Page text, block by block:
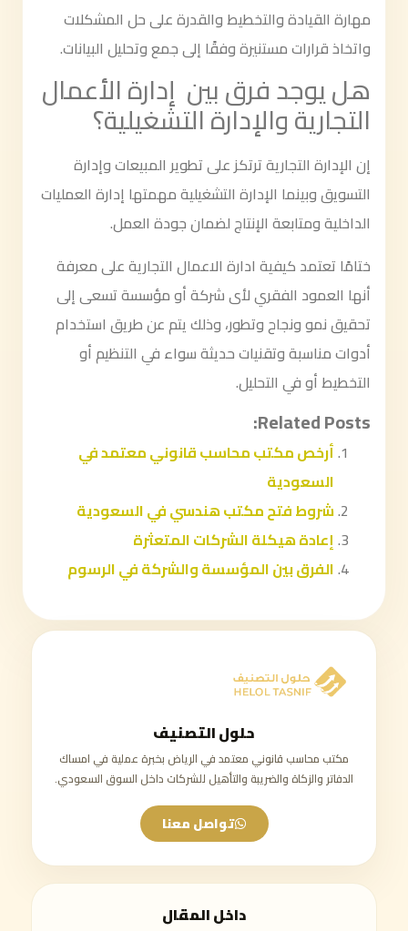
مهارة القيادة والتخطيط والقدرة على حل المشكلات
واتخاذ قرارات مستنيرة وفقًا إلى جمع وتحليل البيانات.
هل يوجد فرق بين إدارة الأعمال
التجارية والإدارة التشغيلية؟
إن الإدارة التجارية ترتكز على تطوير المبيعات وإدارة
التسويق وبينما الإدارة التشغيلية مهمتها إدارة العمليات
الداخلية ومتابعة الإنتاج لضمان جودة العمل.
ختامًا تعتمد كيفية ادارة الاعمال التجارية على معرفة
أنها العمود الفقري لأى شركة أو مؤسسة تسعى إلى
تحقيق نمو ونجاح وتطور، وذلك يتم عن طريق استخدام
أدوات مناسبة وتقنيات حديثة سواء في التنظيم أو
التخطيط أو في التحليل.
Related Posts:
أرخص مكتب محاسب قانوني معتمد في
السعودية
شروط فتح مكتب هندسي في السعودية
إعادة هيكلة الشركات المتعثرة
الفرق بين المؤسسة والشركة في الرسوم
حلول التصنيف
مكتب محاسب قانوني معتمد في الرياض بخبرة عملية في امساك
الدفاتر والزكاة والضريبة والتأهيل للشركات داخل السوق السعودي.
تواصل معنا
داخل المقال